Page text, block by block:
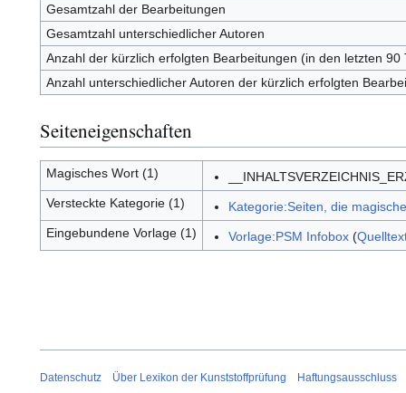
Gesamtzahl der Bearbeitungen
Gesamtzahl unterschiedlicher Autoren
Anzahl der kürzlich erfolgten Bearbeitungen (in den letzten 90
Anzahl unterschiedlicher Autoren der kürzlich erfolgten
Seiteneigenschaften
Magisches Wort (1)
Versteckte Kategorie (1)
Kategorie:Seiten, die
Eingebundene Vorlage (1)
Vorlage:PSM Infobox(
Datenschutz Über Lexikon der Kunststoffprüfung Haftungsausschluss